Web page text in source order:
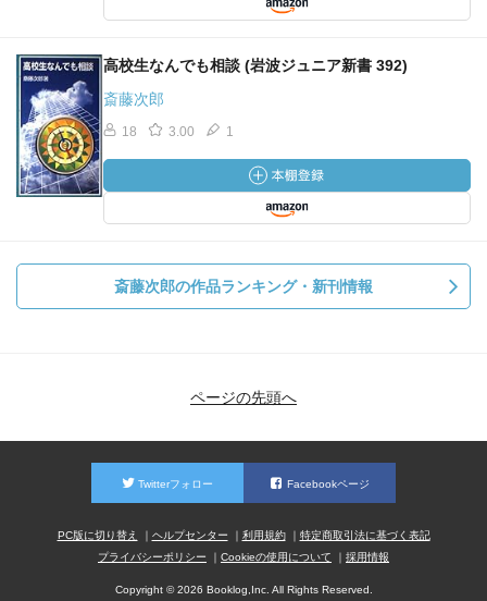
高校生なんでも相談 (岩波ジュニア新書 392)
斎藤次郎
18 3.00 1
斎藤次郎の作品ランキング・新刊情報
ページの先頭へ
Twitterフォロー Facebookページ
PC版に切り替え ヘルプセンター 利用規約
特定商取引法に基づく表記
プライバシーポリシー
Cookieの使用について 採用情報
Copyright © 2026 Booklog,Inc. All Rights Reserved.